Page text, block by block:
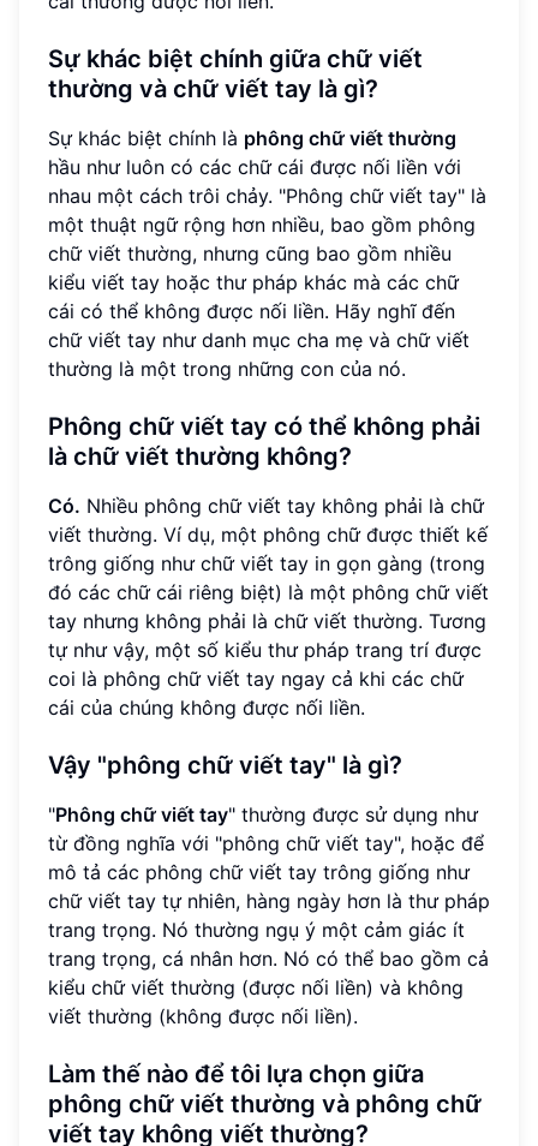
Sự khác biệt chính giữa chữ viết
thường và chữ viết tay là gì?
Sự khác biệt chính là phông chữ viết thường
hầu như luôn có các chữ cái được nối liền với
nhau một cách trôi chảy. "Phông chữ viết tay" là
một thuật ngữ rộng hơn nhiều, bao gồm phông
chữ viết thường, nhưng cũng bao gồm nhiều
kiểu viết tay hoặc thư pháp khác mà các chữ
cái có thể không được nối liền. Hãy nghĩ đến
chữ viết tay như danh mục cha mẹ và chữ viết
thường là một trong những con của nó.
Phông chữ viết tay có thể không phải
là chữ viết thường không?
Có. Nhiều phông chữ viết tay không phải là chữ
viết thường. Ví dụ, một phông chữ được thiết kế
trông giống như chữ viết tay in gọn gàng (trong
đó các chữ cái riêng biệt) là một phông chữ viết
tay nhưng không phải là chữ viết thường. Tương
tự như vậy, một số kiểu thư pháp trang trí được
coi là phông chữ viết tay ngay cả khi các chữ
cái của chúng không được nối liền.
Vậy "phông chữ viết tay" là gì?
"Phông chữ viết tay" thường được sử dụng như
từ đồng nghĩa với "phông chữ viết tay", hoặc để
mô tả các phông chữ viết tay trông giống như
chữ viết tay tự nhiên, hàng ngày hơn là thư pháp
trang trọng. Nó thường ngụ ý một cảm giác ít
trang trọng, cá nhân hơn. Nó có thể bao gồm cả
kiểu chữ viết thường (được nối liền) và không
viết thường (không được nối liền).
Làm thế nào để tôi lựa chọn giữa
phông chữ viết thường và phông chữ
viết tay không viết thường?